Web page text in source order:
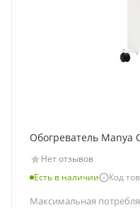
Обогреватель Manya
Нет отзывов
Есть в наличии
Код
Максимальная